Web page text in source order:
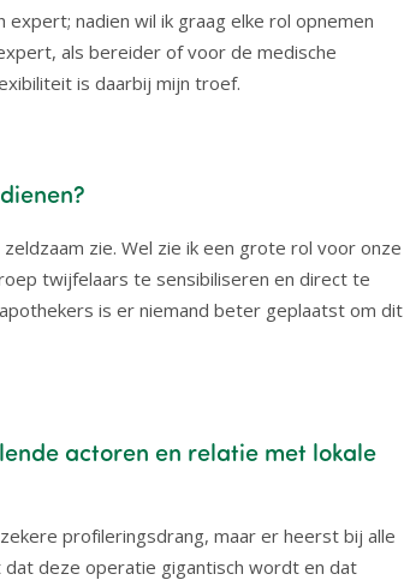
nadien wil ik graag elke rol opnemen
als bereider of voor de medische
is daarbij mijn troef.
zie. Wel zie ik een grote rol voor onze
twijfelaars te sensibiliseren en direct te
is er niemand beter geplaatst om dit
actoren en relatie met lokale
profileringsdrang, maar er heerst bij alle
deze operatie gigantisch wordt en dat